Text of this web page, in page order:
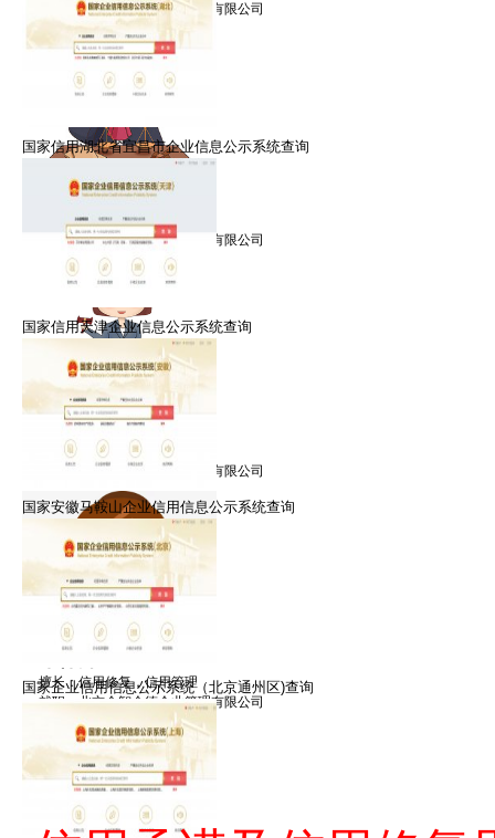
就职：北京众智众德企业管理有限公司
禹律师
擅长：信用修复，信用管理
就职：北京众智众德企业管理有限公司
郑律师
擅长：信用修复，信用管理
就职：北京众智众德企业管理有限公司
擅长：信用修复，信用管理
就职：北京众智众德企业管理有限公司
国家信用湖北省宜昌市企业信息公示系统查询
国家信用天津企业信息公示系统查询
国家安徽马鞍山企业信用信息公示系统查询
国家企业信用信息公示系统（北京通州区)查询